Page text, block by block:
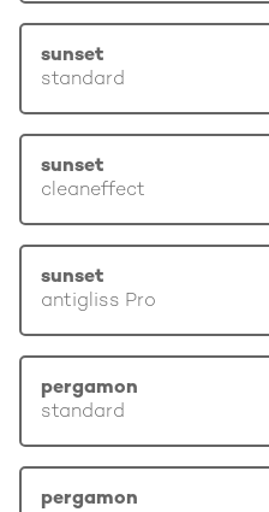
sunset
standard
sunset
cleaneffect
sunset
antigliss Pro
pergamon
standard
pergamon